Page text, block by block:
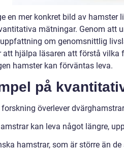
en mer konkret bild av hamster
mätningar. Genom att
om genomsnittlig
att hjälpa läsaren att förstå vilka
hamster kan förväntas leva.
på
överlever
kan leva något längre,
hamstrar, som är större än